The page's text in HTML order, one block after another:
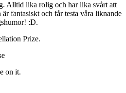
Alltid lika rolig och har lika svårt att
fantasiskt och får testa våra liknande
:D.
Prize.
on it.